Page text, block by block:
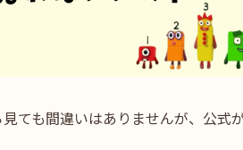
ても間違いはありませんが、公式